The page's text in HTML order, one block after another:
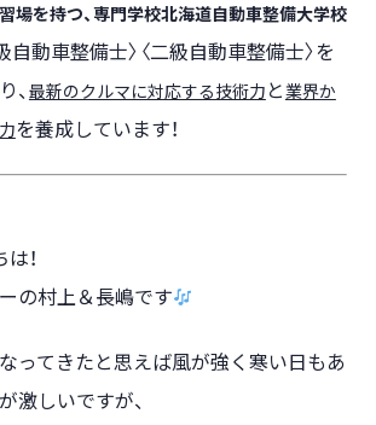
場を持つ、専門学校北海道自動車整備大学校
自動車整備士〉〈二級自動車整備士〉を
、最新のクルマに対応する技術力 と業界か
を養成しています！
！
の村上＆長嶋です
ってきたと思えば風が強く寒い日もあ
激しいですが、